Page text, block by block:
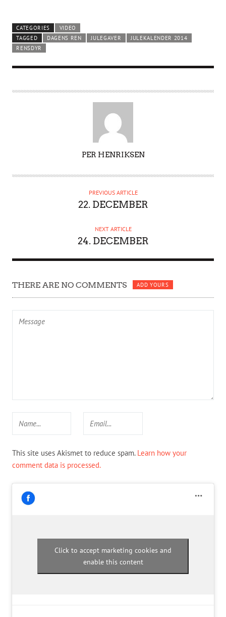
CATEGORIES
VIDEO
TAGGED
DAGENS REN JULEGAVER
JULEKALENDER 2014
RENSDYR
T
PER HENRIKSEN
PREVIOUS ARTICLE
22. DECEMBER
NEXT ARTICLE
24. DECEMBER
THERE ARE NO COMMENTS ADD YOURS
This site uses Akismet to reduce spam. Learn how your
comment data is processed.
Click to accept marketing cookies and
enable this content